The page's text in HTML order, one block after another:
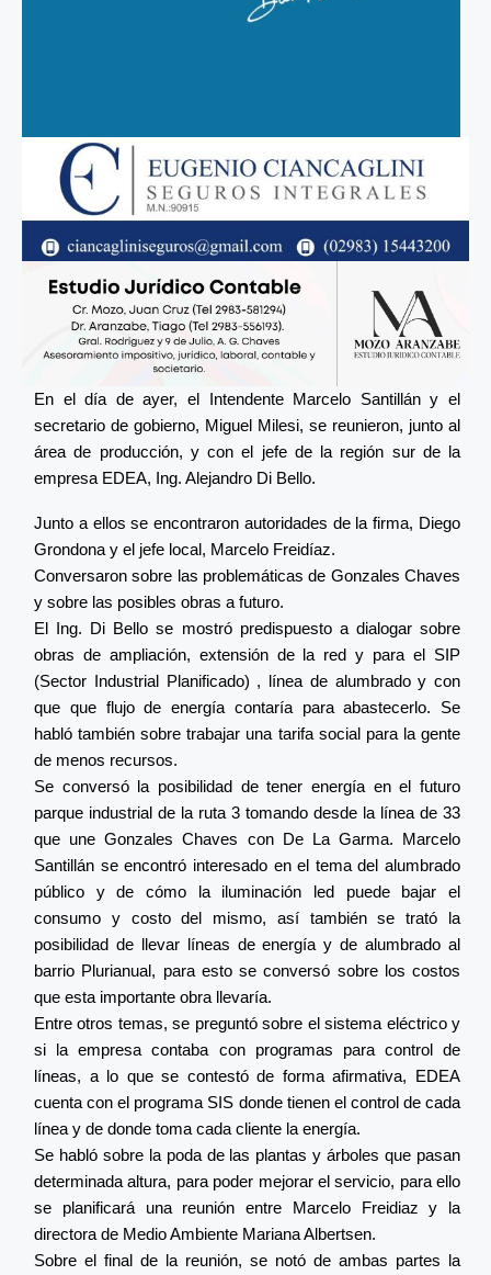
En el día de ayer, el Intendente Marcelo Santillán y el
secretario de gobierno, Miguel Milesi, se reunieron, junto al
área de producción, y con el jefe de la región sur de la
empresa EDEA, Ing. Alejandro Di Bello.
Junto a ellos se encontraron autoridades de la firma, Diego
Grondona y el jefe local, Marcelo Freidíaz.
Conversaron sobre las problemáticas de Gonzales Chaves
y sobre las posibles obras a futuro.
El Ing. Di Bello se mostró predispuesto a dialogar sobre
obras de ampliación, extensión de la red y para el SIP
(Sector Industrial Planificado) , línea de alumbrado y con
que que flujo de energía contaría para abastecerlo. Se
habló también sobre trabajar una tarifa social para la gente
de menos recursos.
Se conversó la posibilidad de tener energía en el futuro
parque industrial de la ruta 3 tomando desde la línea de 33
que une Gonzales Chaves con De La Garma. Marcelo
Santillán se encontró interesado en el tema del alumbrado
público y de cómo la iluminación led puede bajar el
consumo y costo del mismo, así también se trató la
posibilidad de llevar líneas de energía y de alumbrado al
barrio Plurianual, para esto se conversó sobre los costos
que esta importante obra llevaría.
Entre otros temas, se preguntó sobre el sistema eléctrico y
si la empresa contaba con programas para control de
líneas, a lo que se contestó de forma afirmativa, EDEA
cuenta con el programa SIS donde tienen el control de cada
línea y de donde toma cada cliente la energía.
Se habló sobre la poda de las plantas y árboles que pasan
determinada altura, para poder mejorar el servicio, para ello
se planificará una reunión entre Marcelo Freidiaz y la
directora de Medio Ambiente Mariana Albertsen.
Sobre el final de la reunión, se notó de ambas partes la